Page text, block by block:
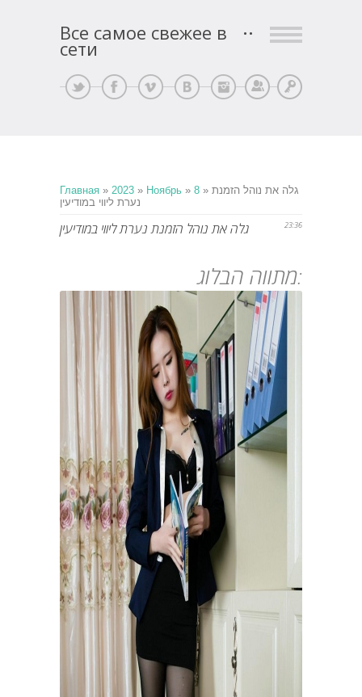
Все самое свежее в
сети
Регистрация
Главная » 2023 » Ноябрь » 8 » גלה את נוהל הזמנת
נערת ליווי במודיעין
23:36 גלה את נוהל הזמנת נערת ליווי במודיעין
מתווה הבלוג: